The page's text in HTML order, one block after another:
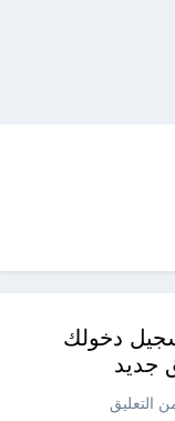
دخولك
جديد
التعليق